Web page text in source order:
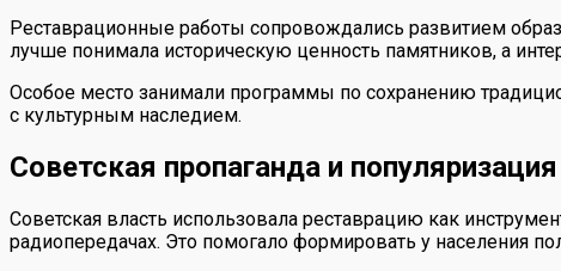
Реставрационные работы сопровождались развитием
лучше понимала историческую ценность памятников, а
Особое место занимали программы по сохранению
с культурным наследием.
Советская пропаганда и
Советская власть использовала реставрацию как
радиопередачах. Это помогало формировать у населения